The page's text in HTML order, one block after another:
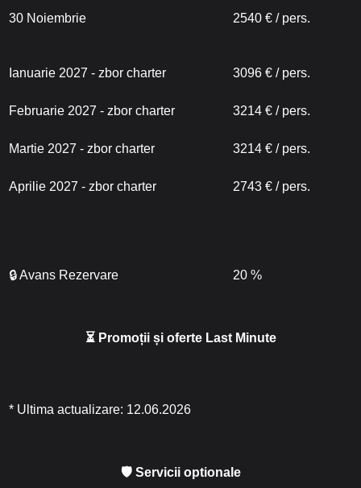
30 Noiembrie 2540 € / pers.
Ianuarie 2027 - zbor charter 3096 € / pers.
Februarie 2027 - zbor charter 3214 € / pers.
Martie 2027 - zbor charter 3214 € / pers.
Aprilie 2027 - zbor charter 2743 € / pers.
🔒 Avans Rezervare 20 %
⏳ Promoții și oferte Last Minute
* Ultima actualizare: 12.06.2026
🛡 Servicii optionale